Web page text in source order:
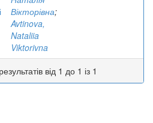
Вікторівна;
Avtinova,
Nataliia
Viktorivna
від 1 до 1 із 1